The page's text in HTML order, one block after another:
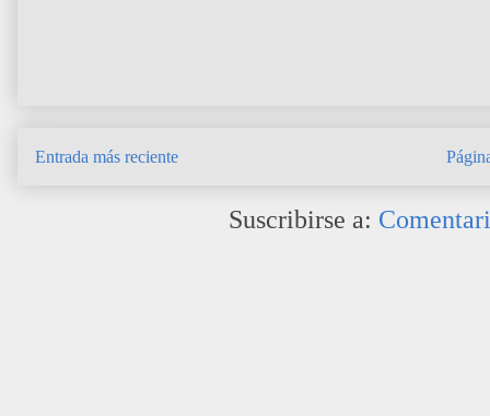
Entrada más reciente
Suscribirse a: